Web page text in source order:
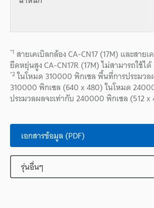
*1 สายเคเบิลกล้อง CA-CN17 (17M) และสาย
ยืดหยุ่นสูง CA-CN17R (17M) ไม่สามารถใช้ได้
*2ในโหมด 310000 พิกเซล พื้นที่การประมวล
310000 พิกเซล (640 x 480) ในโหมด
ประมวลผลจะเท่ากับ 240000 พิกเซล (512 x
เอกสารข้อมูล (PDF)
รุ่นอื่นๆ